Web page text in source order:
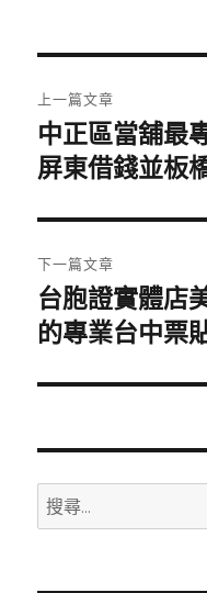
章
導
覽
上一篇文章
上
一
文
章:
中正區當舖最
屏東借錢並板
下一篇文章
下
一
文
台胞證實體店
的專業台中票
搜
尋